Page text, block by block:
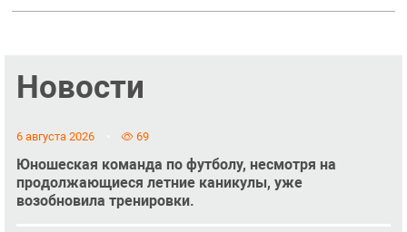
Новости
6 августа 2026 69
Юношеская команда по футболу, несмотря на
продолжающиеся летние каникулы, уже
возобновила тренировки.